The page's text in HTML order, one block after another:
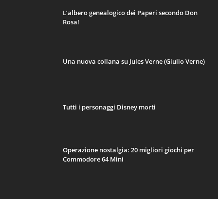
L’albero genealogico dei Paperi secondo Don
Rosa!
Una nuova collana su Jules Verne (Giulio Verne)
Tutti i personaggi Disney morti
Operazione nostalgia: 20 migliori giochi per
Commodore 64 Mini